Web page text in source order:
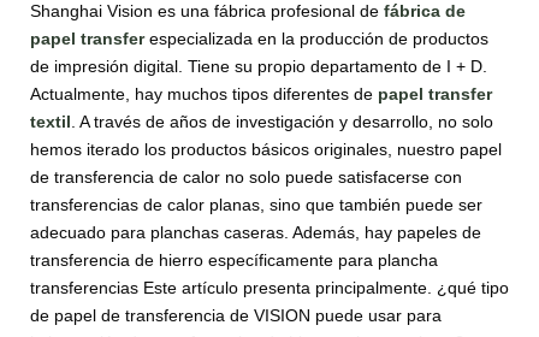
Shanghai Vision es una fábrica profesional de fábrica de
papel transferespecializada en la producción de productos
de impresión digital. Tiene su propio departamento de I + D.
Actualmente, hay muchos tipos diferentes de papel transfer
textil. A través de años de investigación y desarrollo, no solo
hemos iterado los productos básicos originales, nuestro papel
de transferencia de calor no solo puede satisfacerse con
transferencias de calor planas, sino que también puede ser
adecuado para planchas caseras. Además, hay papeles de
transferencia de hierro específicamente para plancha
transferencias Este artículo presenta principalmente. ¿qué tipo
de papel de transferencia de VISION puede usar para